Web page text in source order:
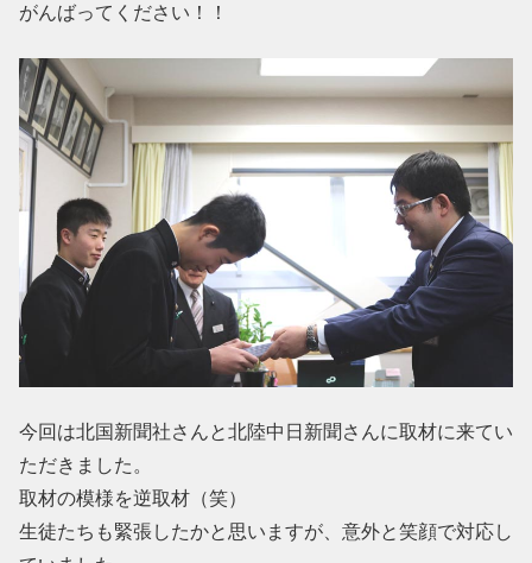
がんばってください！！
今回は北国新聞社さんと北陸中日新聞さんに取材に来てい
ただきました。
取材の模様を逆取材（笑）
生徒たちも緊張したかと思いますが、意外と笑顔で対応し